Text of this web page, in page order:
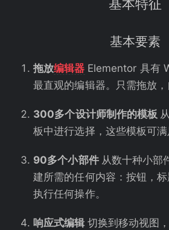
基本特征
基本要素
拖放编辑器 Elementor 具有
最直观的编辑器。只需拖放，
300多个设计师制作的模板
板中进行选择，这些模板可满
90多个小部件 从数十种小部
建所需的任何内容：按钮，
执行任何操作。
响应式编辑 切换到移动视图